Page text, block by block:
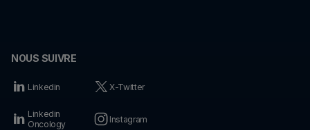
NOUS SUIVRE
Linkedin X-Twitter
Linkedin
Oncology
Instagram